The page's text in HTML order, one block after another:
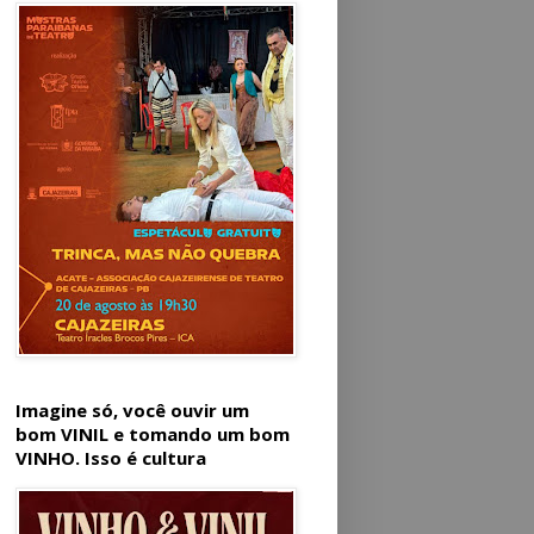
Imagine só, você ouvir um
bom VINIL e tomando um bom
VINHO. Isso é cultura